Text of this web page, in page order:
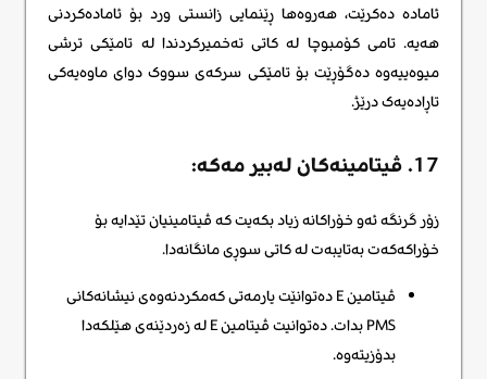
ئامادە دەکرێت، هەروەها ڕێنمایی زانستی ورد بۆ ئامادەکردنی
هەیە. تامی کۆمبوچا لە کاتی تەخمیرکردندا لە تامێکی ترشی
میوەییەوە دەگۆڕێت بۆ تامێکی سرکەی سووک دوای ماوەیەکی
تاڕادەیەک درێژ.
17. ڤیتامینەکان لەبیر مەکە:
زۆر گرنگە ئەو خۆراکانە زیاد بکەیت کە ڤیتامینیان تێدایە بۆ
خۆراکەکەت بەتایبەت لە کاتی سوڕی مانگانەدا.
ڤیتامین E دەتوانێت یارمەتی کەمکردنەوەی نیشانەکانی
PMS بدات. دەتوانیت ڤیتامین E لە زەردێنەی هێلکەدا
بدۆزیتەوە.